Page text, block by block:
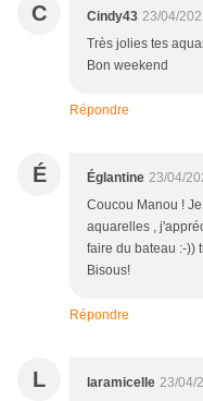
C Cindy43 23/04/
Très jolies tes
Bon weekend
Répondre
É Églantine 23/04/
Coucou Manou !
aquarelles ,
faire du bateau :-))
Bisous!
Répondre
L laramicelle 23/04/